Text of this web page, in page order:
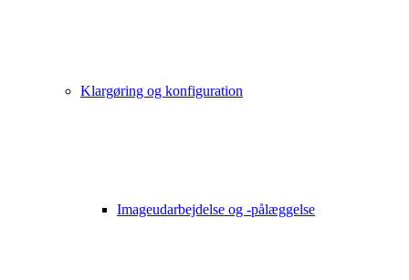
Klargøring og konfiguration
Imageudarbejdelse og -pålæggelse